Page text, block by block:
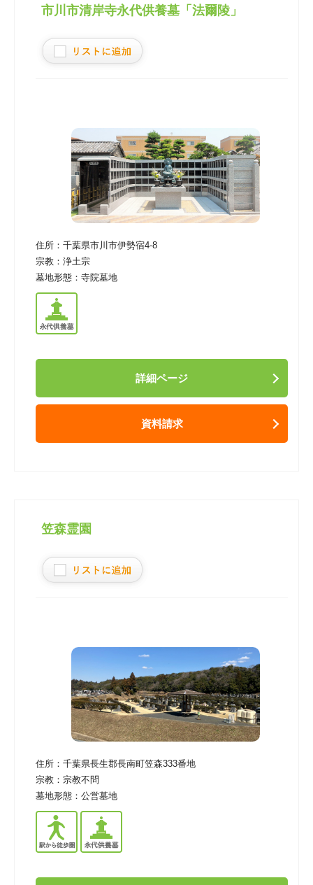
市川市清岸寺永代供養墓「法爾陵」
住所： 千葉県市川市伊勢宿4-8
宗教： 浄土宗
墓地形態： 寺院墓地
詳細ページ
資料請求
笠森霊園
住所： 千葉県長生郡長南町笠森333番地
宗教： 宗教不問
墓地形態： 公営墓地